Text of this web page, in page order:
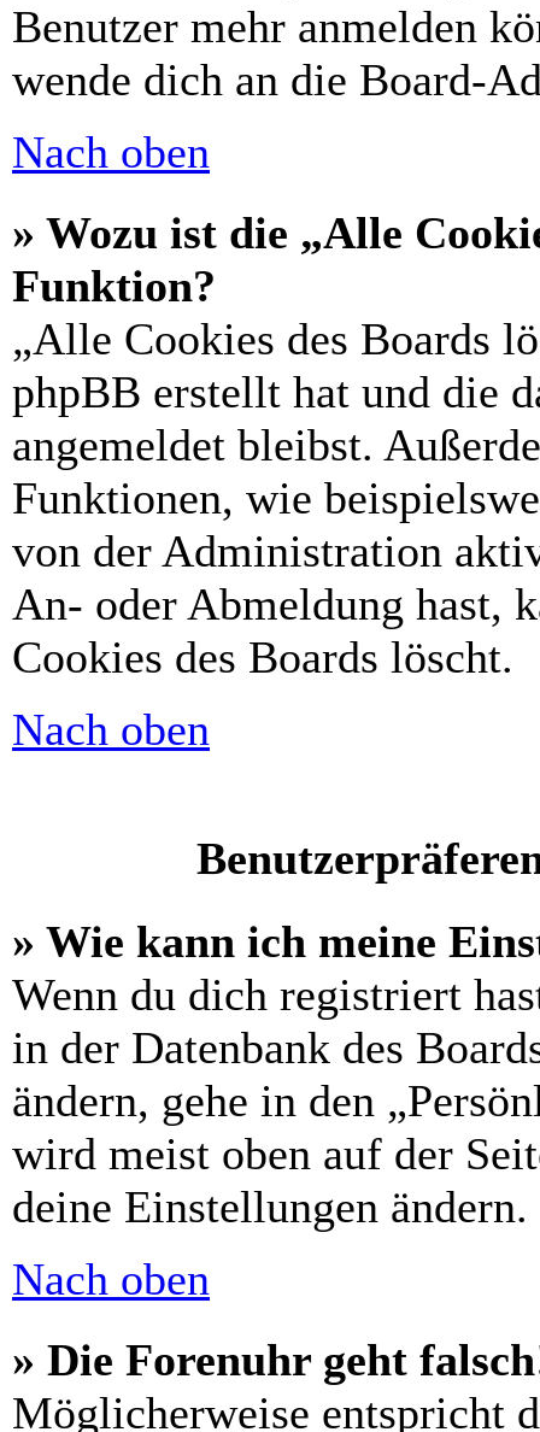
Benutzer mehr anmelden
wende dich an die Board-
Nach oben
» Wozu ist die „Alle
Funktion?
„Alle Cookies des Boards
phpBB erstellt hat und die
angemeldet bleibst.
Funktionen, wie
von der Administration
An- oder Abmeldung hast,
Cookies des Boards löscht.
Nach oben
» Wie kann ich meine
Wenn du dich registriert
in der Datenbank des
ändern, gehe in den
wird meist oben auf der
deine Einstellungen ändern.
Nach oben
» Die Forenuhr geht
Möglicherweise entspricht